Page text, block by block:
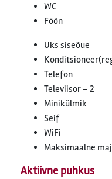
WC
Föön
Uks siseõue
Telefon
Televiisor – 2
Minikülmik
Seif
WiFi
Maksimaalne
Aktiivne puhkus